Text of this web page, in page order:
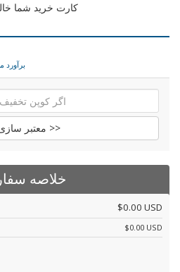
کارت خرید شما
برآورد
معتبر سازی کد >>
خلاصه
$0.00 USD
$0.00 USD